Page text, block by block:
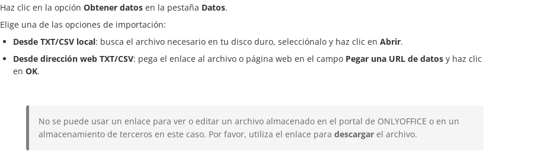
Haz clic en la opción Obtener datos en la pestaña Datos.
Elige una de las opciones de importación:
Desde TXT/CSV local: busca el archivo necesario en tu disco duro, selecciónalo y haz clic en Abrir.
Desde dirección web TXT/CSV: pega el enlace al archivo o página web en el campo Pegar una URL de datos y haz clic
en OK.
No se puede usar un enlace para ver o editar un archivo almacenado en el portal de ONLYOFFICE o en un
almacenamiento de terceros en este caso. Por favor, utiliza el enlace para descargar el archivo.